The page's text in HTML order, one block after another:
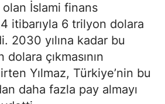
İslami finans
itibarıyla 6 trilyon dolara
2030 yılına kadar bu
çıkmasının
Yılmaz, Türkiye’nin bu
daha fazla pay almayı